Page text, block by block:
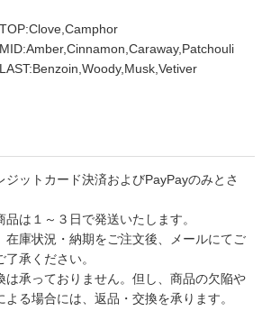
TOP:Clove,Camphor
MID:Amber,Cinnamon,Caraway,Patchouli
LAST:Benzoin,Woody,Musk,Vetiver
ジットカード決済およびPayPayのみとさ
は１～３日で発送いたします。
在庫状況・納期をご注文後、メールにてご
承ください。
は承っておりません。但し、商品の欠陥や
る場合には、返品・交換を承ります。